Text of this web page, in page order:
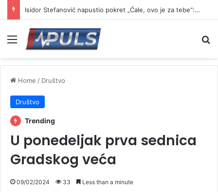
Isidor Stefanović napustio pokret „Ćale, ovo je za tebe“: Najavio formiranje novog pokreta
Menu
Home / Društvo
Društvo
Trending
U ponedeljak prva sednica
Gradskog veća
09/02/2024 33 Less than a minute